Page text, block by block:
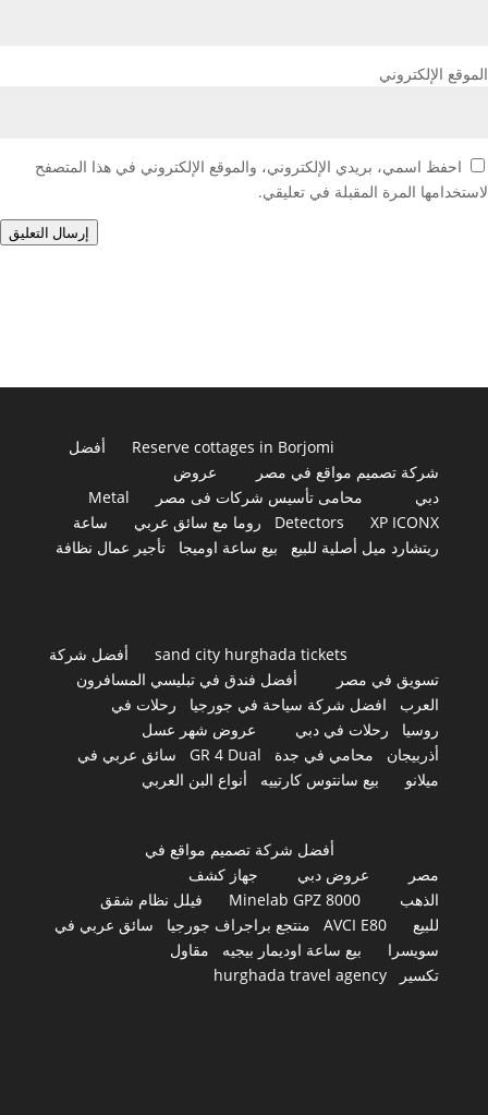
الموقع الإلكتروني
احفظ اسمي، بريدي الإلكتروني، والموقع الإلكتروني في هذا المتصفح
لاستخدامها المرة المقبلة في تعليقي.
إرسال التعليق
Reserve cottages in Borjomi
أفضل
شركة تصميم مواقع في مصر
عروض
دبي
محامى تأسيس شركات فى مصر
Metal
Detectors
XP ICONX روما مع سائق عربي
ساعة
ريتشارد ميل أصلية للبيع
بيع ساعة اوميجا تأجير عمال نظافة
sand city hurghada tickets
أفضل شركة
تسويق في مصر
أفضل فندق في تبليسي المسافرون
العرب
افضل شركة سياحة في جورجيا
رحلات في
روسيا
رحلات في دبي
عروض شهر عسل
أذربيجان
محامي في جدة GR 4 Dual
سائق عربي في
ميلانو
بيع سانتوس كارتييه أنواع البن العربي
أفضل شركة تصميم مواقع في
مصر
عروض دبي
جهاز كشف
الذهب
Minelab GPZ 8000
فيلل نظام شقق
للبيع
AVCI E80 منتجع براجراف جورجيا
سائق عربي في
سويسرا
بيع ساعة اوديمار بيجيه
مقاول
تكسير
hurghada travel agency